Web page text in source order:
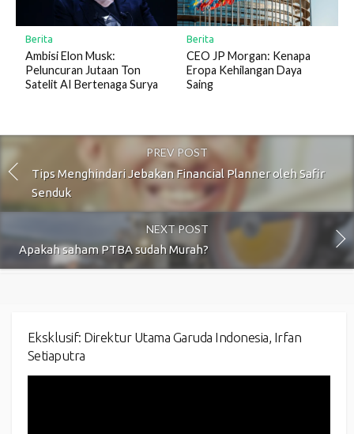
Berita
Ambisi Elon Musk:
Peluncuran Jutaan Ton
Satelit AI Bertenaga Surya
Berita
CEO JP Morgan: Kenapa
Eropa Kehilangan Daya
Saing
PREV POST
Tips Menghindari Jebakan Financial Planner oleh Safir
Senduk
NEXT POST
Apakah saham PTBA sudah Murah?
Eksklusif: Direktur Utama Garuda Indonesia, Irfan
Setiaputra